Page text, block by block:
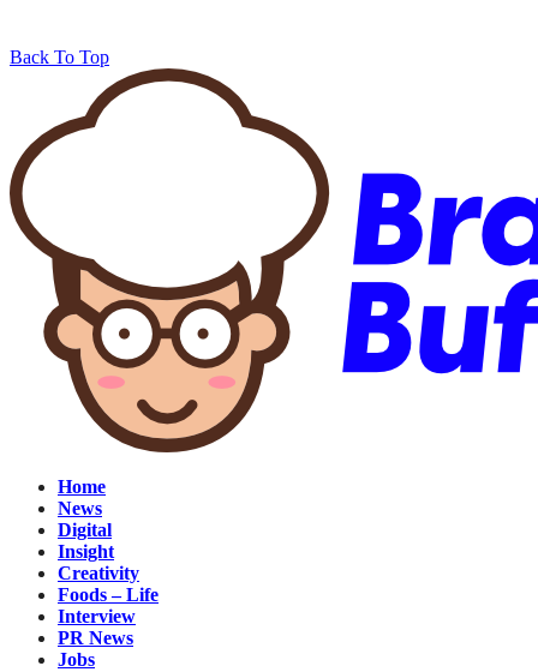
Back To Top
Home
News
Digital
Insight
Creativity
Foods – Life
Interview
PR News
Jobs